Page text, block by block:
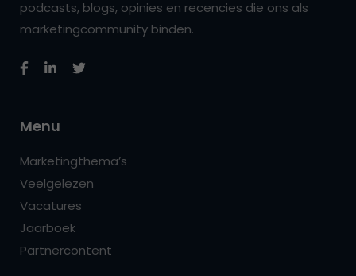
podcasts, blogs, opinies en recencies die ons als
marketingcommunity binden.
Menu
Marketingthema’s
Veelgelezen
Vacatures
Jaarboek
Partnercontent